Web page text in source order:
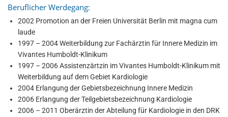
Beruflicher Werdegang:
2002 Promotion an der Freien Universität Berlin mit magna cum
laude
1997 – 2004 Weiterbildung zur Fachärztin für Innere Medizin im
Vivantes Humboldt-Klinikum
1997 – 2006 Assistenzärtzin im Vivantes Humboldt-Klinikum mit
Weiterbildung auf dem Gebiet Kardiologie
2004 Erlangung der Gebietsbezeichnung Innere Medizin
2006 Erlangung der Teilgebietsbezeichnung Kardiologie
2006 – 2011 Oberärztin der Abteilung für Kardiologie in den DRK